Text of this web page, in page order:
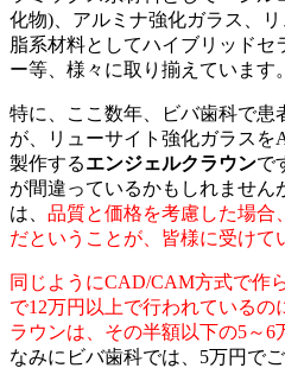
化物)、アルミナ強化ガラス、
脂系材料としてハイブリッド
ー等、様々に取り揃えています。
特に、ここ数年、ビバ歯科で患
が、リューサイト強化ガラスを
製作するエンジェルクラウンで
が間違っているかもしれません
は、 品質と価格を考慮した場合
だということが、皆様に受けて
同じようにCAD/CAM方式で作
で12万円以上で行われているの
ラウンは、その半額以下の5～6
なみにビバ歯科では、5万円で